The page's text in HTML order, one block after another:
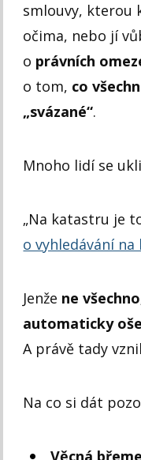
smlouvy, kterou
očima, nebo jí
o právních
o tom, co
„svázané“.
Mnoho lidí se
„Na katastru je
o vyhledávání
Jenže ne
automaticky
A právě tady
Na co si dát
Věcná